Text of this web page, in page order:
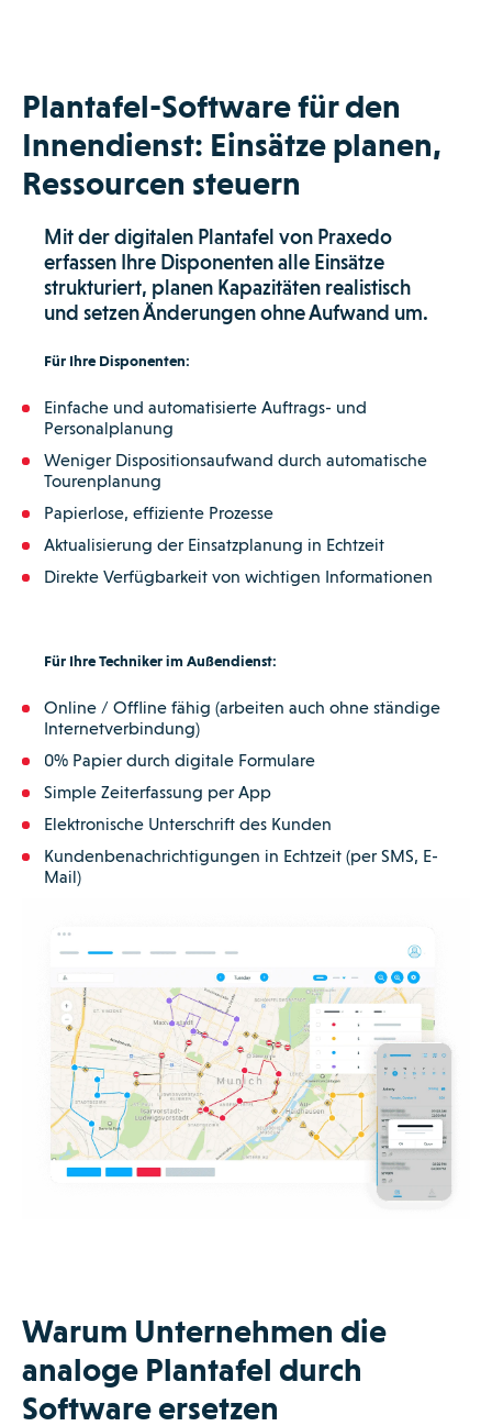
Plantafel-Software für den
Innendienst: Einsätze planen,
Ressourcen steuern
Mit der digitalen Plantafel von Praxedo
erfassen Ihre Disponenten alle Einsätze
strukturiert, planen Kapazitäten realistisch
und setzen Änderungen ohne Aufwand um.
Für Ihre Disponenten:
Einfache und automatisierte Auftrags- und
Personalplanung
Weniger Dispositionsaufwand durch automatische
Tourenplanung
Papierlose, effiziente Prozesse
Aktualisierung der Einsatzplanung in Echtzeit
Direkte Verfügbarkeit von wichtigen Informationen
Für Ihre Techniker im Außendienst:
Online / Offline fähig (arbeiten auch ohne ständige
Internetverbindung)
0% Papier durch digitale Formulare
Simple Zeiterfassung per App
Elektronische Unterschrift des Kunden
Kundenbenachrichtigungen in Echtzeit (per SMS, E-
Mail)
Warum Unternehmen die
analoge Plantafel durch
Software ersetzen